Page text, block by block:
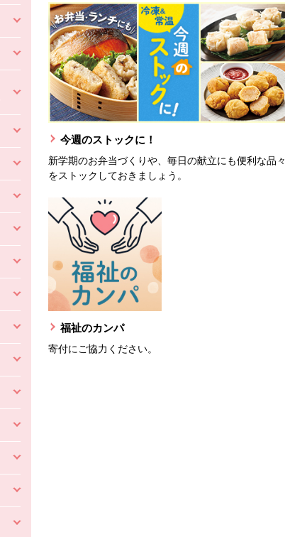
今週のストックに！
新学期のお弁当づくりや、毎日の献立にも便利な品々
をストックしておきましょう。
福祉のカンパ
寄付にご協力ください。